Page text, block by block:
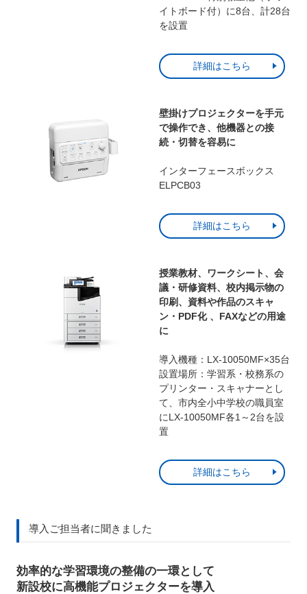
イトボード付）に8台、計28台
を設置
詳細はこちら
壁掛けプロジェクターを手元
で操作でき、他機器との接
続・切替を容易に
インターフェースボックス
ELPCB03
詳細はこちら
授業教材、ワークシート、会
議・研修資料、校内掲示物の
印刷、資料や作品のスキャ
ン・PDF化 、FAXなどの用途
に
導入機種：LX-10050MF×35台
設置場所：学習系・校務系の
プリンター・スキャナーとし
て、市内全小中学校の職員室
にLX-10050MF各1～2台を設
置
詳細はこちら
導入ご担当者に聞きました
効率的な学習環境の整備の一環として
新設校に高機能プロジェクターを導入